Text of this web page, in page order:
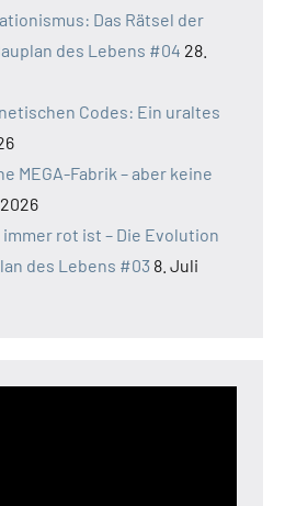
Das Rätsel der
des Lebens #04 28.
Codes: Ein uraltes
MEGA-Fabrik – aber keine
rot ist – Die Evolution
des Lebens #03 8. Juli